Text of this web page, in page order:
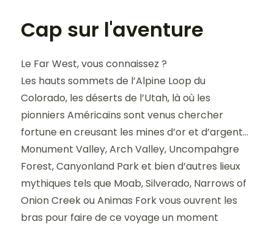
Cap sur l'aventure
Le Far West, vous connaissez ?
Les hauts sommets de l’Alpine Loop du
Colorado, les déserts de l’Utah, là où les
pionniers Américains sont venus chercher
fortune en creusant les mines d’or et d’argent…
Monument Valley, Arch Valley, Uncompahgre
Forest, Canyonland Park et bien d’autres lieux
mythiques tels que Moab, Silverado, Narrows of
Onion Creek ou Animas Fork vous ouvrent les
bras pour faire de ce voyage un moment